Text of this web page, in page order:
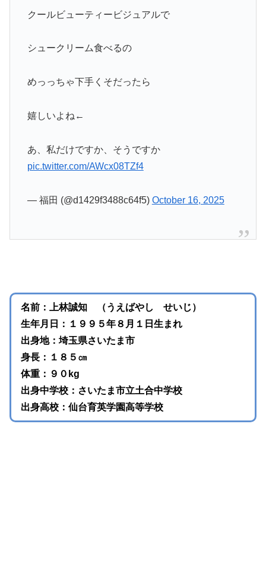
クールビューティービジュアルで
シュークリーム食べるの
めっっちゃ下手くそだったら
嬉しいよね←
あ、私だけですか、そうですか
pic.twitter.com/AWcx08TZf4
— 福田 (@d1429f3488c64f5) October 16, 2025
名前：上林誠知 （うえばやし せいじ）
生年月日：１９９５年８月１日生まれ
出身地：埼玉県さいたま市
身長：１８５㎝
体重：９０kg
出身中学校：さいたま市立土合中学校
出身高校：仙台育英学園高等学校